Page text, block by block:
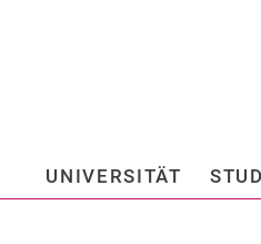
UNIVERSITÄT